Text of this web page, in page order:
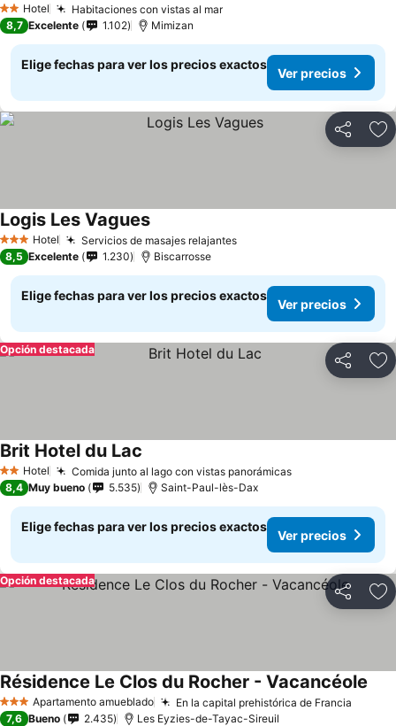
2 Estrellas
Hotel Habitaciones con vistas al mar
8,7 Excelente 1.102 Mimizan
Elige fechas para ver los precios exactos
Ver precios
Compartir
3 Estrellas
Hotel Servicios de masajes relajantes
Logis Les Vagues
8,5 Excelente 1.230 Biscarrosse
Elige fechas para ver los precios exactos
Ver precios
Compartir
Opción destacada
2 Estrellas
Hotel Comida junto al lago con vistas panorámicas
Brit Hotel du Lac
8,4 Muy bueno 5.535 Saint-Paul-lès-Dax
Elige fechas para ver los precios exactos
Ver precios
Compartir
Opción destacada
3 EstrellasApartamento amueblado En la capital prehistórica de Francia
Résidence Le Clos du Rocher - Vacancéole
7,6 Bueno 2.435 Les Eyzies-de-Tayac-Sireuil